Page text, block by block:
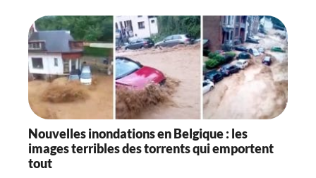
Nouvelles inondations en Belgique : les
images terribles des torrents qui emportent
tout